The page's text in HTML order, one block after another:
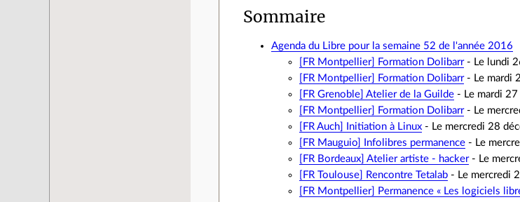
Sommaire
Agenda du Libre pour la semaine 52 de l'année 2016
[FR Montpellier]
Formation Dolibarr- Le lundi
[FR Montpellier]
Formation Dolibarr- Le mardi
[FR Grenoble]Atelier de la Guilde - Le mardi
[FR Montpellier]
Formation Dolibarr- Le
[FR Auch]
Initiation à Linux - Le mercredi 28
[FR Mauguio]
Infolibres permanence - Le
[FR Bordeaux]Atelier artiste - hacker- Le
[FR Toulouse]
Rencontre Tetalab - Le mercredi
[FR Montpellier]
Permanence « Les logiciels